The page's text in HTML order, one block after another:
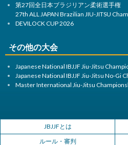
第27回全日本ブラジリアン柔術選手権
27th ALL JAPAN Brazilian JIU-JITSU
DEVILOCK CUP 2026
その他の大会
Japanese National IBJJF Jiu-Jitsu
Japanese National IBJJF Jiu-Jitsu No-Gi
Master International Jiu-Jitsu
JBJJFとは
ルール・審判